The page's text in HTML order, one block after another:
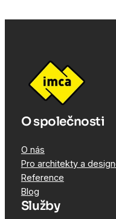
O společnosti
O nás
Pro architekty a
Reference
Blog
Služby